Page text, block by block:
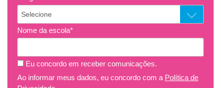
Nome da escola*
Eu concordo em receber comunicações.
Ao informar meus dados, eu concordo com a Política de